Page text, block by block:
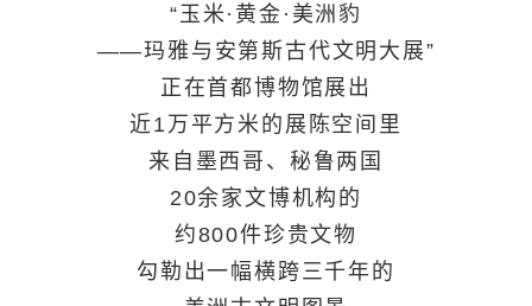
“玉米·黄金·美洲豹
——玛雅与安第斯古代文明大展”
正在首都博物馆展出
近1万平方米的展陈空间里
来自墨西哥、秘鲁两国
20余家文博机构的
约800件珍贵文物
勾勒出一幅横跨三千年的